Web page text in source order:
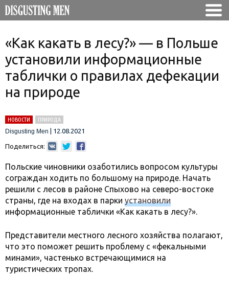
«Как какать в лесу?» — в Польше
установили информационные
таблички о правилах дефекации
на природе
НОВОСТИ
ПРИРОДА
Disgusting Men
12.08.2021
Поделиться:
Польские чиновники озаботились вопросом культуры
сограждан ходить по большому на природе. Начать
решили с лесов в районе Спыхово на северо-востоке
страны, где на входах в парки установили
информационные таблички «Как какать в лесу?».
Представители местного лесного хозяйства полагают,
что это поможет решить проблему с «фекальными
минами», частенько встречающимися на
туристических тропах.